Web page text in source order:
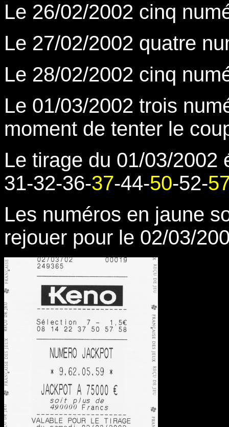
Le 26/02/2002 cinq
Le 27/02/2002 quatre
Le 28/02/2002 cinq
Le 01/03/2002 trois
moment de tenter le
Le tirage du 01/03/2002
31-32-36-37-44-50-52-
Les numéros en jaune
rejouer pour le 02/03/